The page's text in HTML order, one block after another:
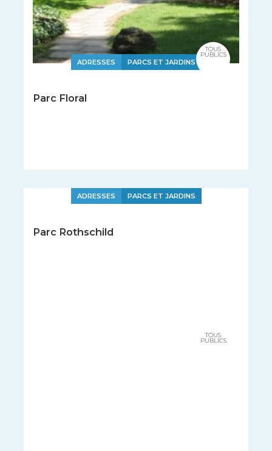
ADRESSES PARCS ET JARDINS
Parc Floral
TOUS
PUBLICS
ADRESSES PARCS ET JARDINS
Parc Rothschild
TOUS
PUBLICS